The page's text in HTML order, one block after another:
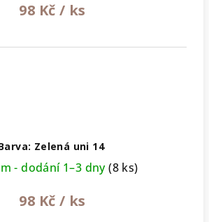
98 Kč / ks
Zelená uni 14
- dodání 1–3 dny(8 ks)
98 Kč / ks